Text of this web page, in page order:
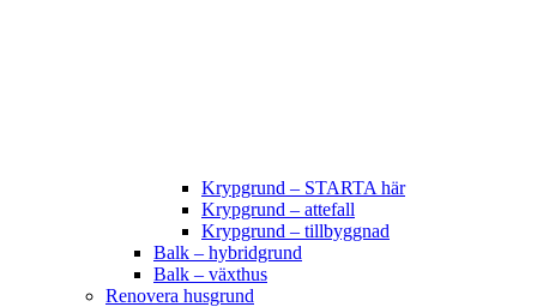
Krypgrund – STARTA här
Krypgrund – attefall
Krypgrund – tillbyggnad
Balk – hybridgrund
Balk – växthus
Renovera husgrund